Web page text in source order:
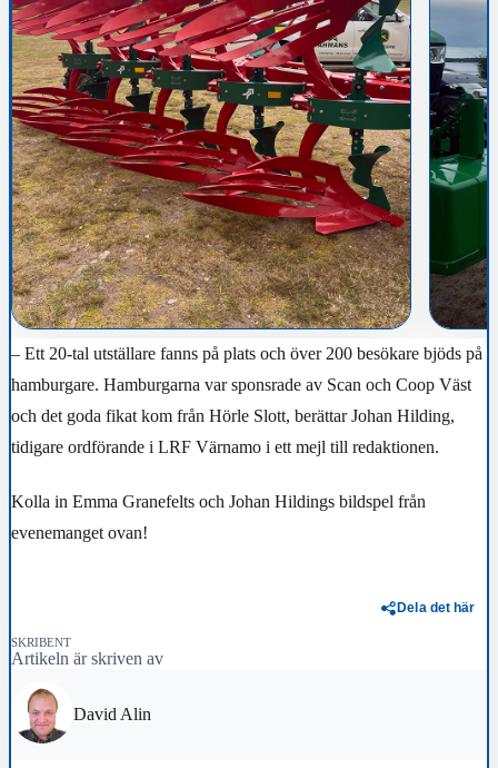
– Ett 20-tal utställare fanns på plats och över 200 besökare bjöds på
hamburgare. Hamburgarna var sponsrade av Scan och Coop Väst
och det goda fikat kom från Hörle Slott, berättar Johan Hilding,
tidigare ordförande i LRF Värnamo i ett mejl till redaktionen.
Kolla in Emma Granefelts och Johan Hildings bildspel från
evenemanget ovan!
Dela det här
SKRIBENT
Artikeln är skriven av
David Alin